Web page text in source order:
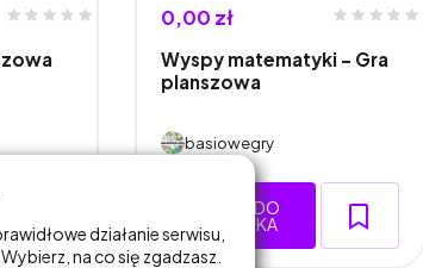
0,00 zł
Wyspy matematyki – Gra
planszowa
basiowegry
DODAJ DO
KOSZYKA
działanie serwisu,
na co się zgadzasz.